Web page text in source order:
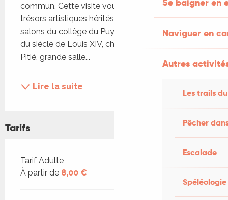
Naviguer en
Autres
Les trails
Pêcher
Escalade
Spéléologie
commun. Cette visite vous donne accès aux
trésors artistiques hérités de l’histoire de Figeac :
salons du collège du Puy ornés de décors datant
du siècle de Louis XIV, chapelle Notre-Dame-de-
Pitié, grande salle...
Lire la suite
Tarifs
Tarifs 2026
Tarif Adulte
À partir de 8,00 €